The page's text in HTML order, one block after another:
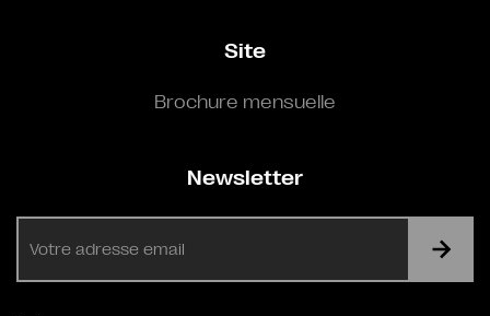
Site
Brochure mensuelle
Newsletter